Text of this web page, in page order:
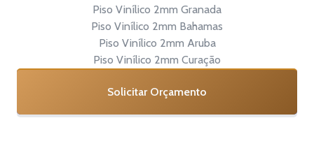
Piso Vinílico 2mm Granada
Piso Vinílico 2mm Bahamas
Piso Vinílico 2mm Aruba
Piso Vinílico 2mm Curação
Solicitar Orçamento